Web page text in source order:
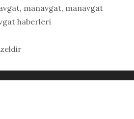
, manavgat, manavgat
haberleri